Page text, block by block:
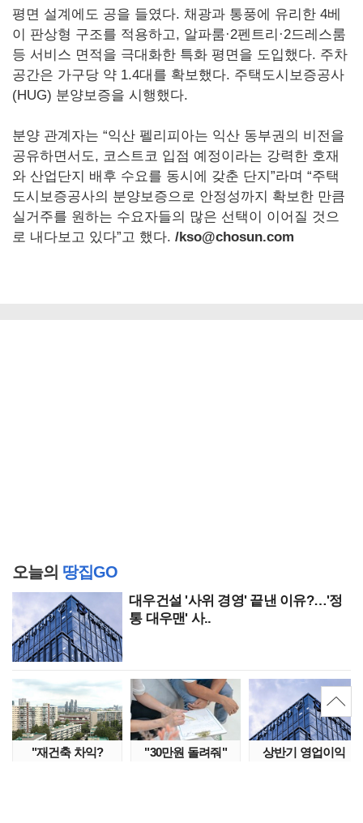
평면 설계에도 공을 들였다. 채광과 통풍에 유리한 4베
이 판상형 구조를 적용하고, 알파룸·2펜트리·2드레스룸
등 서비스 면적을 극대화한 특화 평면을 도입했다. 주차
공간은 가구당 약 1.4대를 확보했다. 주택도시보증공사
(HUG) 분양보증을 시행했다.
분양 관계자는 “익산 펠리피아는 익산 동부권의 비전을
공유하면서도, 코스트코 입점 예정이라는 강력한 호재
와 산업단지 배후 수요를 동시에 갖춘 단지”라며 “주택
도시보증공사의 분양보증으로 안정성까지 확보한 만큼
실거주를 원하는 수요자들의 많은 선택이 이어질 것으
로 내다보고 있다”고 했다. /kso@chosun.com
오늘의 땅집GO
대우건설 '사위 경영' 끝낸 이유?…'정
통 대우맨' 사..
"재건축 차익?
"30만원 돌려줘"
상반기 영업이익